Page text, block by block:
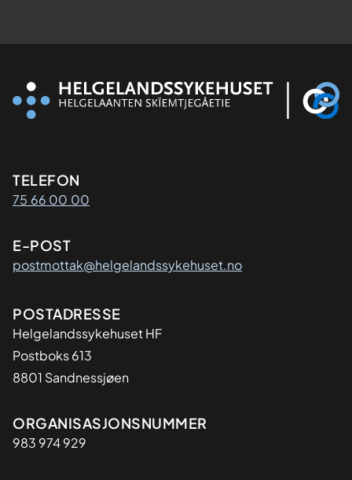
Kontaktinformasjon
TELEFON
75 66 00 00
E-POST
postmottak@helgelandssykehuset.no
Adresse
POSTADRESSE
Helgelandssykehuset HF
Postboks 613
8801 Sandnessjøen
Organisasjon
ORGANISASJONSNUMMER
983 974 929